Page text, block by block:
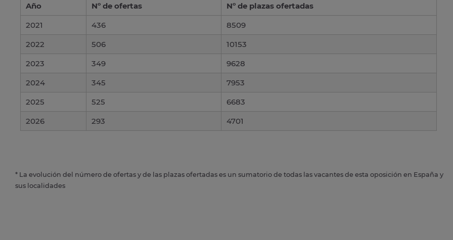
Año Nº de ofertas
Nº de plazas ofertadas
2021
436
8509
2022
506
10153
2023
349
9628
2024
345
7953
2025
525
6683
2026
293 4701
* La evolución del número de ofertas y de las plazas ofertadas es un sumatorio de todas las vacantes de esta oposición en España y
sus localidades